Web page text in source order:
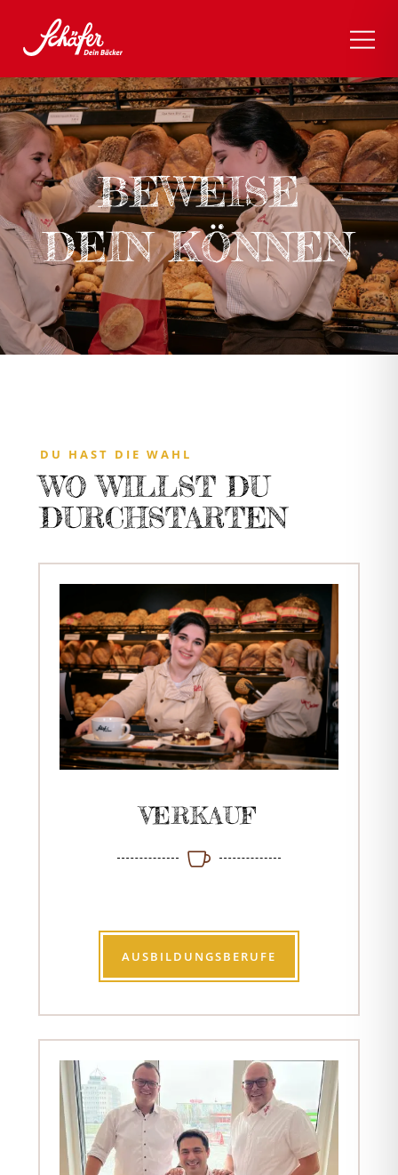
BEWEISE
DEIN KÖNNEN
DU HAST DIE WAHL
WO WILLST DU
DURCHSTARTEN
VERKAUF

AUSBILDUNGSBERUFE